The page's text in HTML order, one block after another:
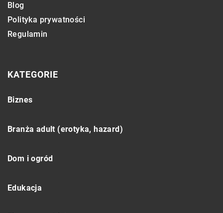
Blog
Polityka prywatności
Regulamin
KATEGORIE
Biznes
Branża adult (erotyka, hazard)
Dom i ogród
Edukacja